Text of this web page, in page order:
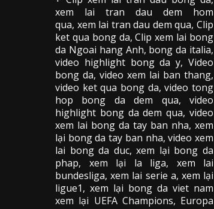
xem lai tran dau dem hom
qua, xem lai tran dau dem qua, Clip
ket qua bong da, Clip xem lai bong
da Ngoai hang Anh, bong da italia,
video highlight bong da y, Video
bong da, video xem lai ban thang,
video ket qua bong da, video tong
hop bong da dem qua, video
highlight bong da dem qua,video
xem lai bong da tay ban nha, xem
lại bong da tay ban nha,video xem
lai bong da duc, xem lại bong da
phap, xem lại la liga, xem lai
bundesliga, xem lai serie a, xem lại
ligue1, xem lại bong da viet nam
xem lại UEFA Champions, Europa